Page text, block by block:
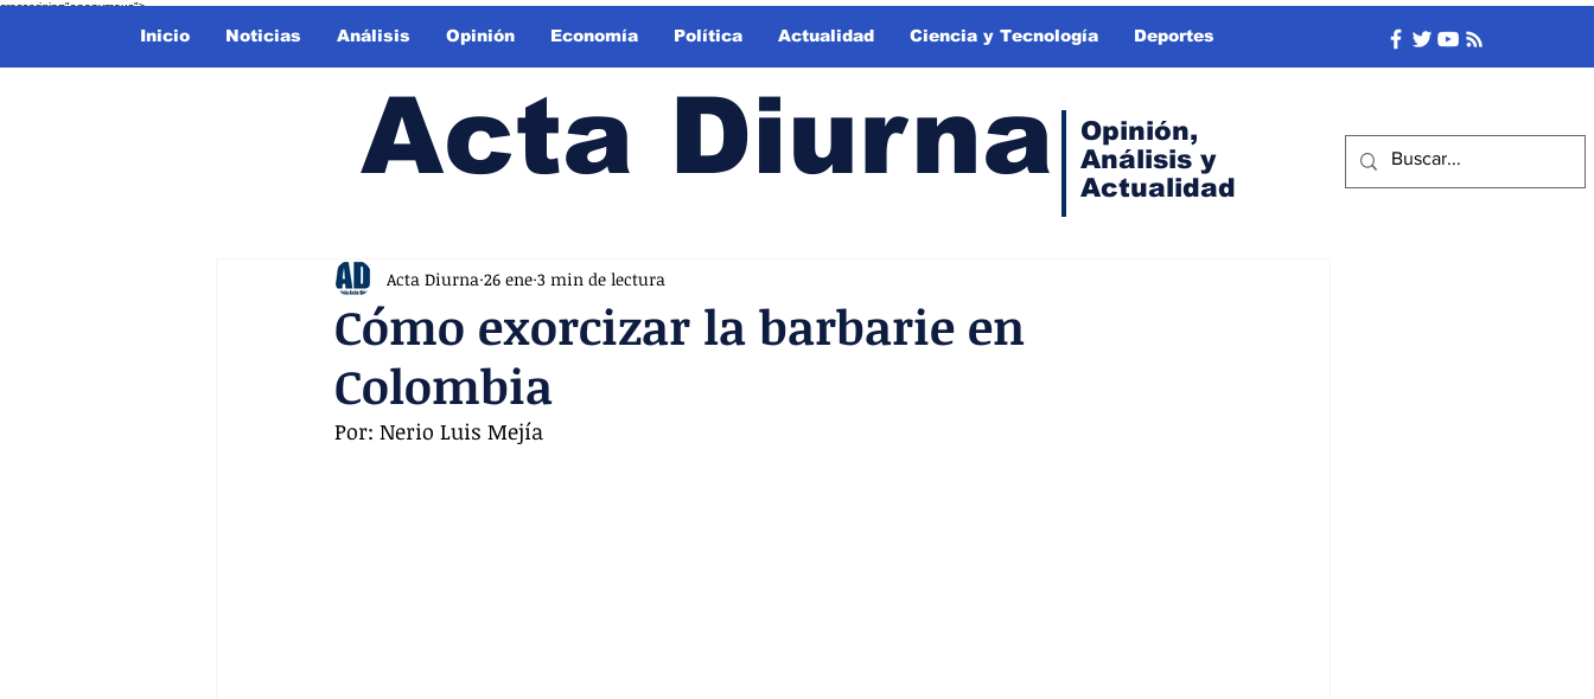
crossorigin="anonymous">
Inicio Noticias Análisis Opinión Economía Política Actualidad Ciencia y Tecnología Deportes
Acta Diurna
Opinión,
Análisis y
Actualidad
Cómo exorcizar la barbarie en
Colombia
Acta Diurna 26 ene 3 min de lectura
Por: Nerio Luis Mejía